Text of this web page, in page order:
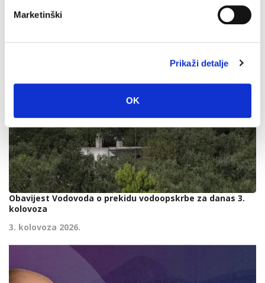
Marketinški
Prikaži detalje
OK
Obavijest Vodovoda o prekidu vodoopskrbe za danas 3.
kolovoza
3. kolovoza 2026.